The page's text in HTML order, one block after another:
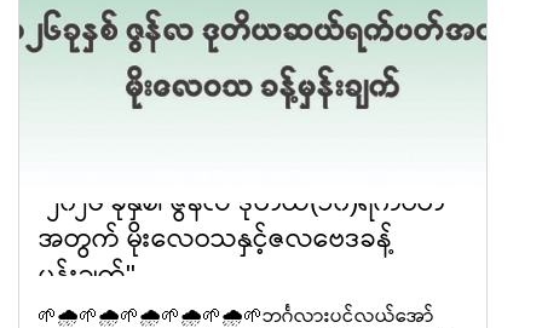
"၂၀၂၆ ခုနှစ်၊ ဇွန်လ ဒုတိယ(၁၀)ရက်ပတ်
အတွက် မိုးလေဝသနှင့်ဇလဗေဒခန့်
မှန်းချက်"
🌱🌧️🌱🌧️🌱🌧️🌱🌧️🌱🌧️🌱ဘင်္ဂလားပင်လယ်အော်